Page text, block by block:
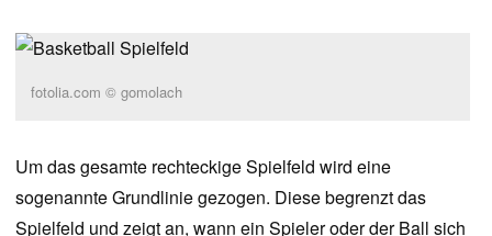
fotolia.com © gomolach
Um das gesamte rechteckige Spielfeld wird eine
sogenannte Grundlinie gezogen. Diese begrenzt das
Spielfeld und zeigt an, wann ein Spieler oder der Ball sich